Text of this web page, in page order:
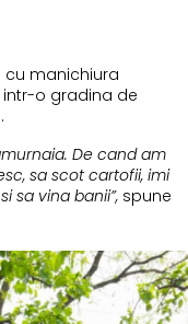
cu manichiura
o gradina de
De cand am
sa scot cartofii, imi
sa vina banii”, spune